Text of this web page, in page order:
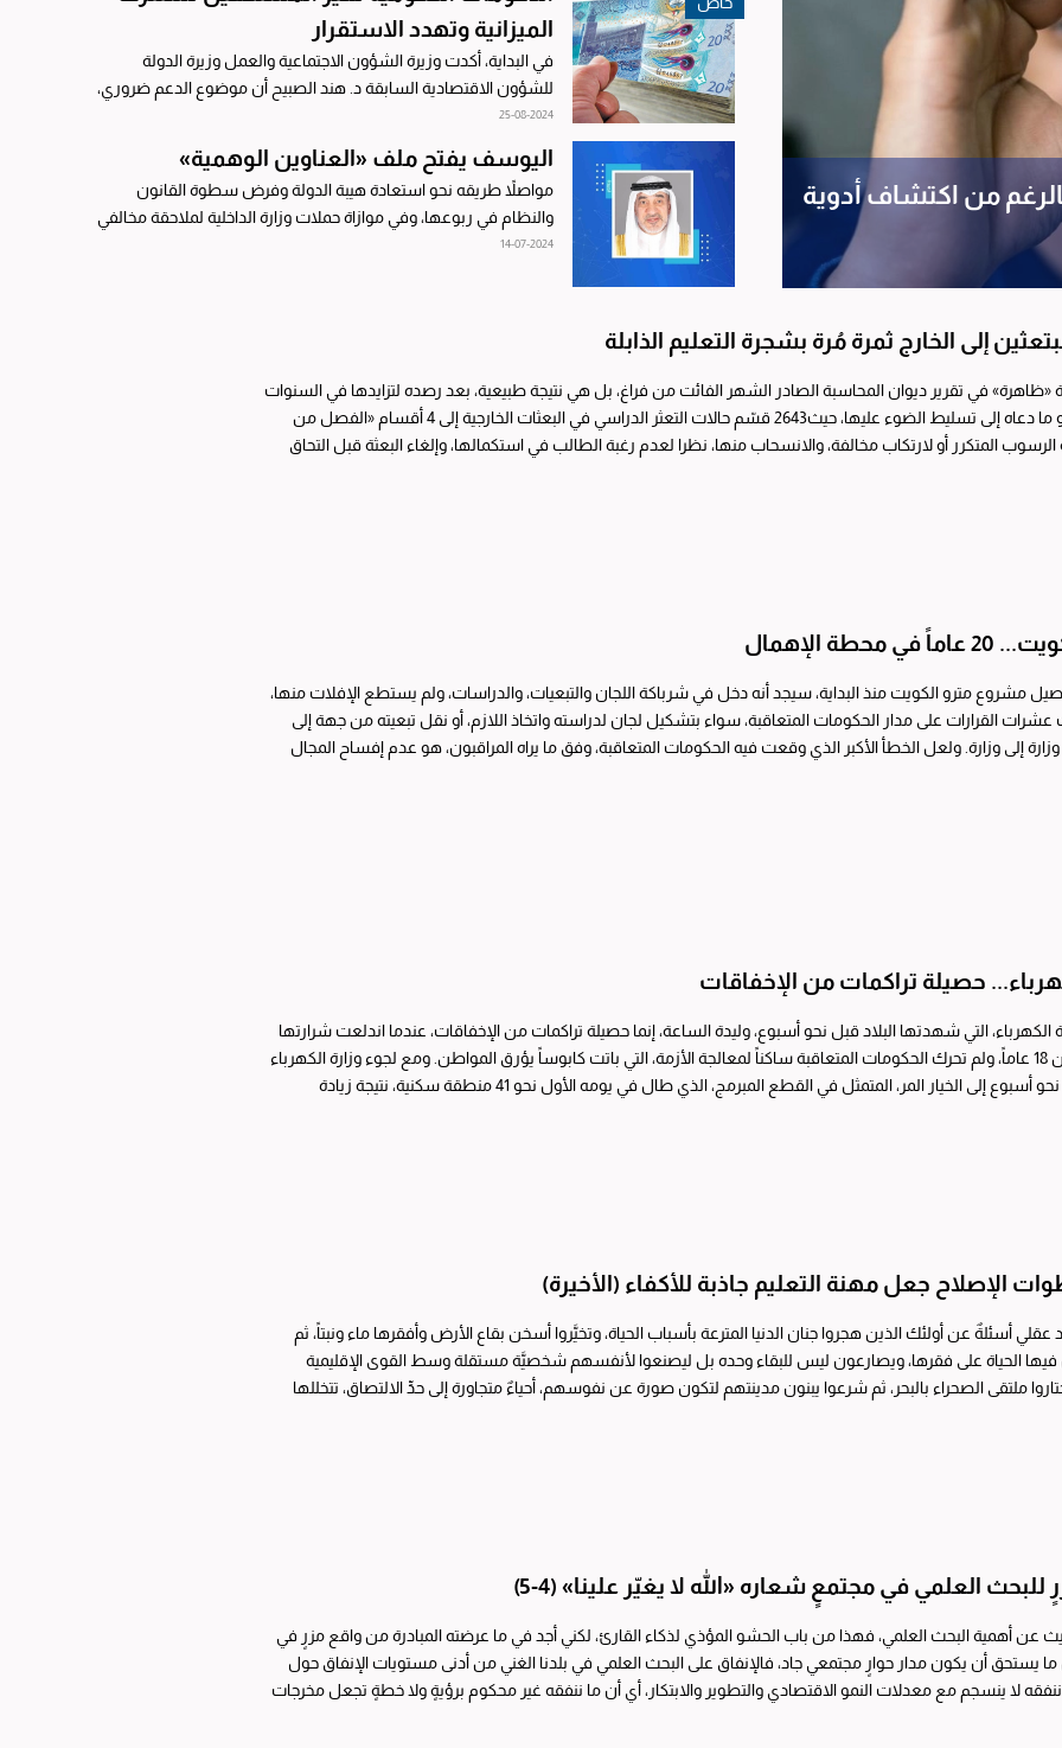
من اكتشاف أدوية
الميزانية وتهدد الاستقرار
في البداية، أكدت وزيرة الشؤون الاجتماعية والعمل وزيرة الدولة
للشؤون الاقتصادية السابقة د. هند الصبيح أن موضوع الدعم ضروري،
وتعاقبت عليه الحكومات...
25-08-2024
اليوسف يفتح ملف «العناوين الوهمية»
مواصلاً طريقه نحو استعادة هيبة الدولة وفرض سطوة القانون
والنظام في ربوعها، وفي موازاة حملات وزارة الداخلية لملاحقة مخالفي
الإقامة، علمت «الجريدة»، من...
14-07-2024
إلى الخارج ثمرة مُرة بشجرة التعليم الذابلة
«ظاهرة» في تقرير ديوان المحاسبة الصادر الشهر الفائت من فراغ، بل هي نتيجة طبيعية، بعد رصده لتزايدها في السنوات
الأخيرة، وهو ما دعاه إلى تسليط الضوء عليها، حيث2643 قسّم حالات التعثر الدراسي في البعثات الخارجية إلى 4 أقسام «الفصل من
الرسوب المتكرر أو لارتكاب مخالفة، والانسحاب منها، نظرا لعدم رغبة الطالب في استكمالها، وإلغاء البعثة قبل التحاق
في محطة الإهمال
مشروع مترو الكويت منذ البداية، سيجد أنه دخل في شرباكة اللجان والتبعيات، والدراسات، ولم يستطع الإفلات منها،
القرارات على مدار الحكومات المتعاقبة، سواء بتشكيل لجان لدراسته واتخاذ اللازم، أو نقل تبعيته من جهة إلى
إلى وزارة. ولعل الخطأ الأكبر الذي وقعت فيه الحكومات المتعاقبة، وفق ما يراه المراقبون، هو عدم إفساح المجال
الذي...
حصيلة تراكمات من الإخفاقات
الكهرباء، التي شهدتها البلاد قبل نحو أسبوع، وليدة الساعة، إنما حصيلة تراكمات من الإخفاقات، عندما اندلعت شرارتها
قبل أكثر من 18 عاماً، ولم تحرك الحكومات المتعاقبة ساكناً لمعالجة الأزمة، التي باتت كابوساً يؤرق المواطن. ومع لجوء وزارة الكهرباء
والماء قبل نحو أسبوع إلى الخيار المر، المتمثل في القطع المبرمج، الذي طال في يومه الأول نحو 41 منطقة سكنية، نتيجة زيادة
الإصلاح جعل مهنة التعليم جاذبة للأكفاء (الأخيرة)
عقلي أسئلةٌ عن أولئك الذين هجروا جنان الدنيا المترعة بأسباب الحياة، وتخيَّروا أسخن بقاع الأرض وأفقرها ماء ونبتاً، ثم
فيها الحياة على فقرها، ويصارعون ليس للبقاء وحده بل ليصنعوا لأنفسهم شخصيَّة مستقلة وسط القوى الإقليمية
ملتقى الصحراء بالبحر، ثم شرعوا يبنون مدينتهم لتكون صورة عن نفوسهم، أحياءٌ متجاورة إلى حدِّ الالتصاق، تتخللها
للبحث العلمي في مجتمعٍ شعاره «الله لا يغيّر علينا» (4-5)
عن أهمية البحث العلمي، فهذا من باب الحشو المؤذي لذكاء القارئ، لكني أجد في ما عرضته المبادرة من واقع مزرٍ في
ما يستحق أن يكون مدار حوارٍ مجتمعي جاد، فالإنفاق على البحث العلمي في بلدنا الغني من أدنى مستويات الإنفاق حول
ننفقه لا ينسجم مع معدلات النمو الاقتصادي والتطوير والابتكار، أي أن ما ننفقه غير محكوم برؤيةٍ ولا خطةٍ تجعل مخرجات